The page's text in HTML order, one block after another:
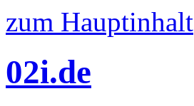
zum Hauptinhalt
02i.de